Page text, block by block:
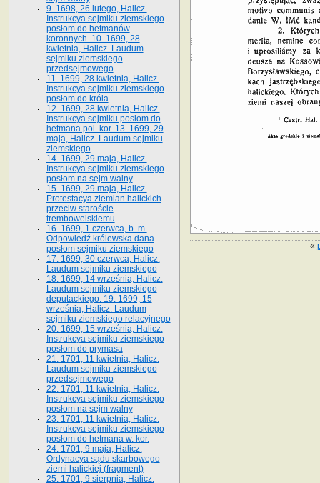
«
9. 1698, 26 lutego, Halicz.
Instrukcya sejmiku ziemskiego
posłom do hetmanów
koronnych. 10. 1699, 28
kwietnia, Halicz. Laudum
sejmiku ziemskiego
przedsejmowego
11. 1699, 28 kwietnia, Halicz.
Instrukcya sejmiku ziemskiego
posłom do króla
12. 1699, 28 kwietnia, Halicz.
Instrukcya sejmiku posłom do
hetmana pol. kor. 13. 1699, 29
maja, Halicz. Laudum sejmiku
ziemskiego
14. 1699, 29 maja, Halicz.
Instrukcya sejmiku ziemskiego
posłom na sejm walny
15. 1699, 29 maja, Halicz.
Protestacya ziemian halickich
przeciw staroście
trembowelskiemu
16. 1699, 1 czerwca, b. m.
Odpowiedź królewska dana
posłom sejmiku ziemskiego
17. 1699, 30 czerwca, Halicz.
Laudum sejmiku ziemskiego
18. 1699, 14 września, Halicz.
Laudum sejmiku ziemskiego
deputackiego. 19. 1699, 15
września, Halicz. Laudum
sejmiku ziemskiego relacyjnego
20. 1699, 15 września, Halicz.
Instrukcya sejmiku ziemskiego
posłom do prymasa
21. 1701, 11 kwietnia, Halicz.
Laudum sejmiku ziemskiego
przedsejmowego
22. 1701, 11 kwietnia, Halicz.
Instrukcya sejmiku ziemskiego
posłom na sejm walny
23. 1701, 11 kwietnia, Halicz.
Instrukcya sejmiku ziemskiego
posłom do hetmana w. kor.
24. 1701, 9 maja, Halicz.
Ordynacya sądu skarbowego
ziemi halickiej (fragment)
25. 1701, 9 sierpnia, Halicz.